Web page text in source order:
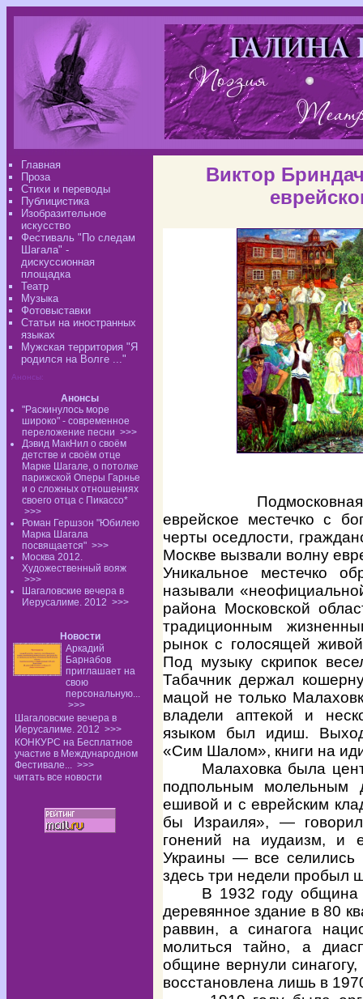
Главная
Проза
Стихи и переводы
Публицистика
Изобразительное
искусство
Фестиваль "По следам
Шагала" -
дискуссионная
площадка
Театр
Музыка
Фотовыставки
Статьи на иностранных
языках
Мужская территория "Я
родился на Волге ..."
Анонсы:
Анонсы
"Раскинулось море
широко" - современное
переложение песни >>>
Дэвид МакНил о своём
детстве и своём отце
Марке Шагале, о потолке
парижской Оперы Гарнье
и о сложных отношениях
своего отца с Пикассо*
>>>
Роман Гершзон "Юбилею
Марка Шагала
посвящается" >>>
Москва 2012.
Художественный вояж
>>>
Шагаловские вечера в
Иерусалиме. 2012 >>>
Новости
Аркадий
Барнабов
приглашает на
свою
персональную...
>>>
Шагаловские вечера в
Иерусалиме. 2012 >>>
КОНКУРС на Бесплатное
участие в Международном
Фестивале... >>>
читать все новости
Виктор
еврейское местечко с
черты оседлости,
Москве вызвали волну
Уникальное местечко
называли
района Московской
традиционным
рынок с голосящей
Под музыку скрипок
Табачник держал
мацой не только
владели аптекой и
языком был идиш.
«Сим Шалом», книги на
Малаховка была
подпольным молельным
ешивой и с еврейским
бы Израиля», —
гонений на иудаизм, и
Украины — все селились
здесь три недели пробыл
В 1932 году община
деревянное здание в 80
раввин, а синагога
молиться тайно, а
общине вернули
восстановлена лишь в